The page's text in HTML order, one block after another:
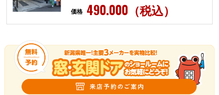
価格 490.000（税込）